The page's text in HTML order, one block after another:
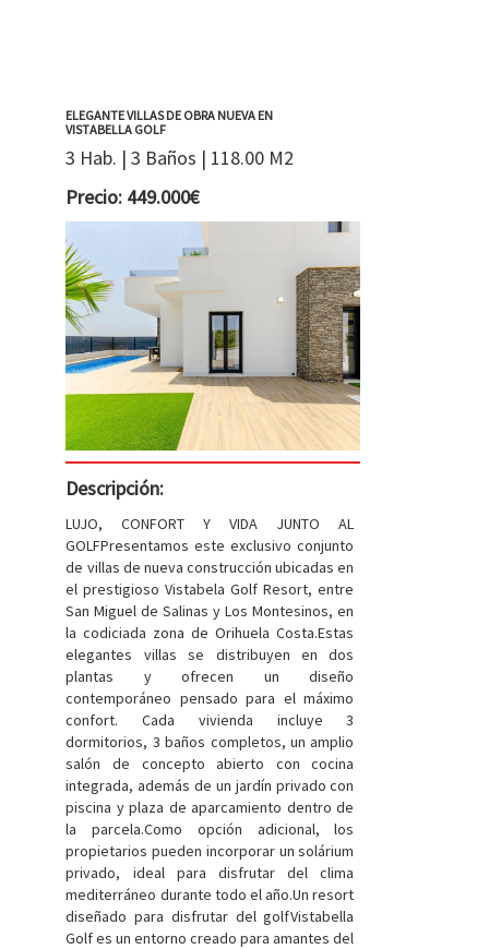
ELEGANTE VILLAS DE OBRA NUEVA EN
VISTABELLA GOLF
3 Hab. | 3 Baños | 118.00 M2
Precio: 449.000€
Descripción:
LUJO, CONFORT Y VIDA JUNTO AL
GOLFPresentamos este exclusivo conjunto
de villas de nueva construcción ubicadas en
el prestigioso Vistabela Golf Resort, entre
San Miguel de Salinas y Los Montesinos, en
la codiciada zona de Orihuela Costa.Estas
elegantes villas se distribuyen en dos
plantas y ofrecen un diseño
contemporáneo pensado para el máximo
confort. Cada vivienda incluye 3
dormitorios, 3 baños completos, un amplio
salón de concepto abierto con cocina
integrada, además de un jardín privado con
piscina y plaza de aparcamiento dentro de
la parcela.Como opción adicional, los
propietarios pueden incorporar un solárium
privado, ideal para disfrutar del clima
mediterráneo durante todo el año.Un resort
diseñado para disfrutar del golfVistabella
Golf es un entorno creado para amantes del